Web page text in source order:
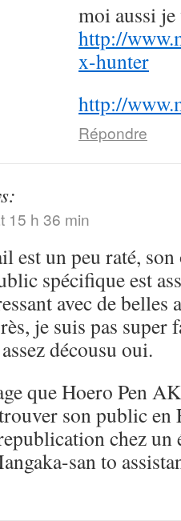
moi aussi
http://
x-hunter
http://
Répondre
15 h 36 min
est un peu raté,
spécifique est
avec de belles
je suis pas super
décousu oui.
que Hoero Pen
son public en
chez un
san to